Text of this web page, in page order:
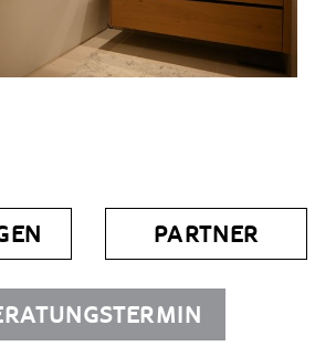
PARTNER